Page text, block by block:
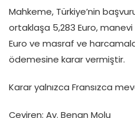
Mahkeme, Türkiye’nin
ortaklaşa 5,283 Euro,
Euro ve masraf ve
ödemesine karar vermiştir.
Karar yalnızca Fransızca
Çeviren: Av. Benan Molu